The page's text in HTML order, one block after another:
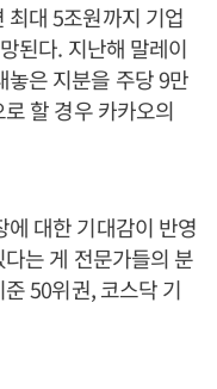
대 5조원까지 기업
된다. 지난해 말레이
놓은 지분을 주당 9만
할 경우 카카오의
대한 기대감이 반영
는 게 전문가들의 분
50위권, 코스닥 기